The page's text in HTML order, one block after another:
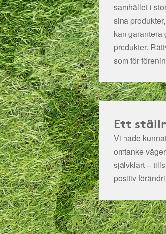
samhället i
sina
kan garantera
produkter.
som för
Ett
Vi hade
omtanke
självklart –
positiv